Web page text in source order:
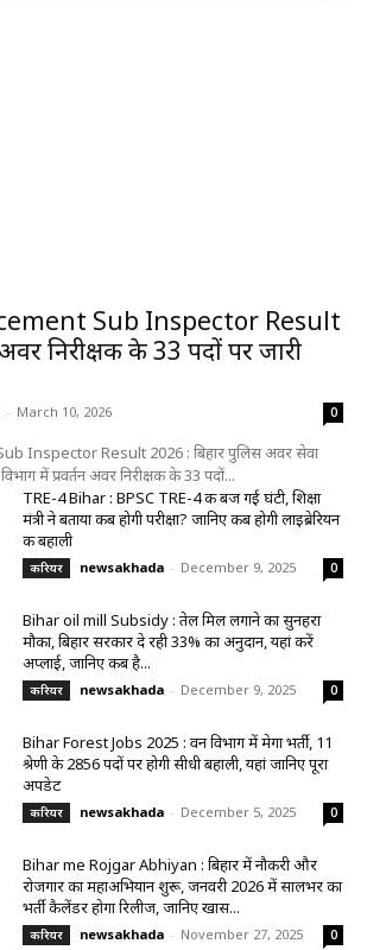
Sub Inspector Result
निरीक्षक के 33 पदों पर जारी
- March 10, 2026 0
Inspector Result 2026 : बिहार पुलिस अवर सेवा
में प्रवर्तन अवर निरीक्षक के 33 पदों...
TRE-4 Bihar : BPSC TRE-4 की बज गई घंटी, शिक्षा
मंत्री ने बताया कब होगी परीक्षा? जानिए कब होगी लाइब्रेरियन
की बहाली
करियर newsakhada - December 9, 2025 0
Bihar oil mill Subsidy : तेल मिल लगाने का सुनहरा
मौका, बिहार सरकार दे रही 33% का अनुदान, यहां करें
अप्लाई, जानिए कब है...
करियर newsakhada - December 9, 2025 0
Bihar Forest Jobs 2025 : वन विभाग में मेगा भर्ती, 11
श्रेणी के 2856 पदों पर होगी सीधी बहाली, यहां जानिए पूरा
अपडेट
करियर newsakhada - December 5, 2025 0
Bihar me Rojgar Abhiyan : बिहार में नौकरी और
रोजगार का महाअभियान शुरू, जनवरी 2026 में सालभर का
भर्ती कैलेंडर होगा रिलीज, जानिए खास...
करियर newsakhada - November 27, 2025 0